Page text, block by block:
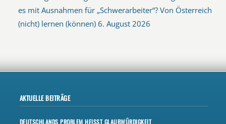
es mit Ausnahmen für „Schwerarbeiter“? Von Österreich
(nicht) lernen (können) 6. August 2026
AKTUELLE BEITRÄGE
DEUTSCHLANDS PROBLEM HEISST GLAUBWÜRDIGKEIT